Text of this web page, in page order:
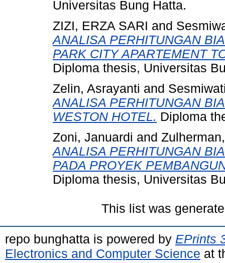
Universitas Bung Hatta.
ZIZI, ERZA SARI and
ANALISA PERHITUNGAN
PARK CITY APARTEMENT
Diploma thesis, Universitas
Zelin, Asrayanti and
ANALISA PERHITUNGAN
WESTON HOTEL. Diploma
Zoni, Januardi and
ANALISA PERHITUNGAN
PADA PROYEK
Diploma thesis, Universitas
This list was
repo bunghatta is powered by EPrints
Electronics and Computer Science at